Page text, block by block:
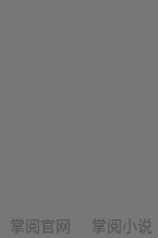
掌阅官网 掌阅小说